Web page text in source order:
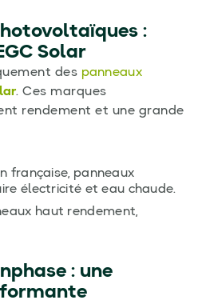
:
Solar
des panneaux
. Ces marques
rendement et une grande
française, panneaux
électricité et eau chaude.
haut rendement,
: une